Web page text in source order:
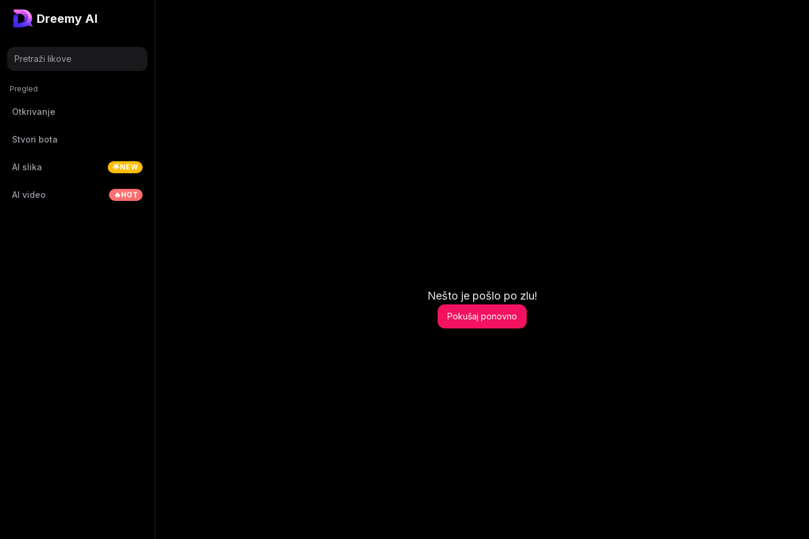
Nešto je pošlo po zlu!
Pokušaj ponovno
Dreemy AI
Pretraži likove
Pregled
Otkrivanje
Stvori bota
AI slika 🌟NEW
AI video 🔥HOT